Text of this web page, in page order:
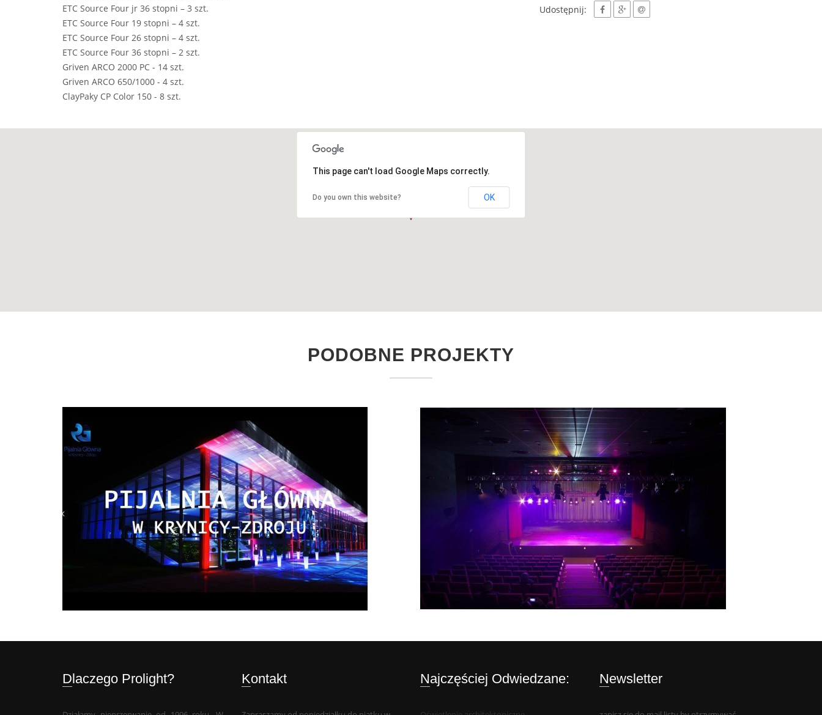
ETC Source Four jr 36 stopni – 3 szt.
ETC Source Four 19 stopni – 4 szt.
ETC Source Four 26 stopni – 4 szt.
ETC Source Four 36 stopni – 2 szt.
Griven ARCO 2000 PC - 14 szt.
Griven ARCO 650/1000 - 4 szt.
ClayPaky CP Color 150 - 8 szt.
Udostępnij:
This page can't load Google Maps correctly.
Do you own this website? OK
PODOBNE PROJEKTY
Dlaczego Prolight? Kontakt Najczęściej Odwiedzane: Newsletter